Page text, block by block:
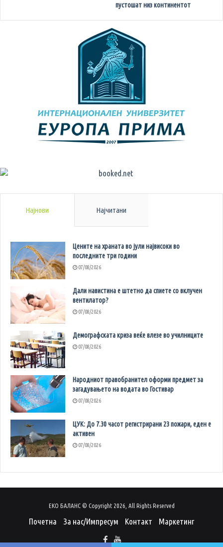
пустошат низ континентот
Најнови Најчитани
Цените на храната во јули највисоки во
последните три години
07/08/2026
Дали навистина е штетно да спиете со вклучен
вентилатор?
07/08/2026
Демографската криза веќе влезе во училниците
07/08/2026
Народниот правобранител оформи предмет за
загадувањето на водата во Гостивар
07/08/2026
ЦУК: До 7.30 часот регистрирани 23 пожари, еден е
активен
07/08/2026
ЕКО БАЛАНС © Copyright 2026, All Rights Reserved
Почетна За нас/Импресум Контакт Маркетинг